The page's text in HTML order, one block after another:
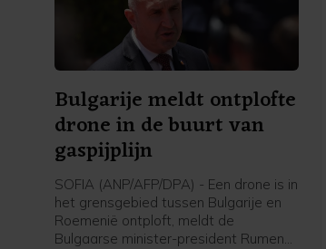
Bulgarije meldt ontplofte
drone in de buurt van
gaspijplijn
SOFIA (ANP/AFP/DPA) - Een drone is in
het grensgebied tussen Bulgarije en
Roemenië ontploft, meldt de
Bulgaarse minister-president Rumen